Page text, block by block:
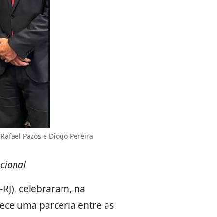
Pazos e Diogo Pereira
celebraram, na
uma parceria entre as